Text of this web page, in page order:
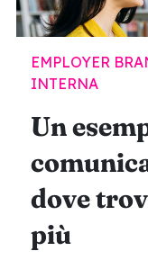
EMPLOYER
INTERNA
Un
dove
più